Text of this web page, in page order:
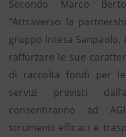
Secondo Marco
"Attraverso la
gruppo Intesa Sanpaolo,
rafforzare le sue
di raccolta fondi per
servizi previsti
consentiranno ad
strumenti efficaci e